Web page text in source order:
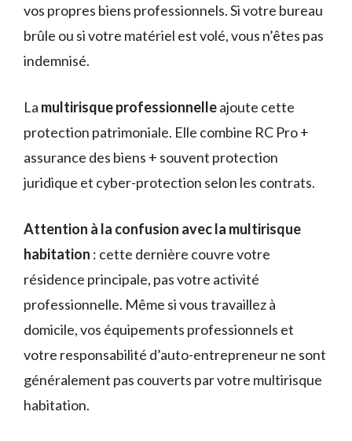
vos propres biens professionnels. Si votre bureau
brûle ou si votre matériel est volé, vous n’êtes pas
indemnisé.
La multirisque professionnelleajoute cette
protection patrimoniale. Elle combine RC Pro +
assurance des biens + souvent protection
juridique et cyber-protection selon les contrats.
Attention à la confusion avec la multirisque
habitation : cette dernière couvre votre
résidence principale, pas votre activité
professionnelle. Même si vous travaillez à
domicile, vos équipements professionnels et
votre responsabilité d’auto-entrepreneur ne sont
généralement pas couverts par votre multirisque
habitation.